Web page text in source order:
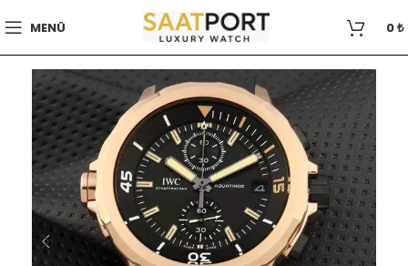
MENÜ 0₺